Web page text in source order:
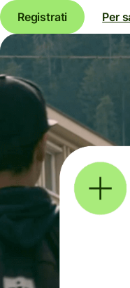
Registrati Per